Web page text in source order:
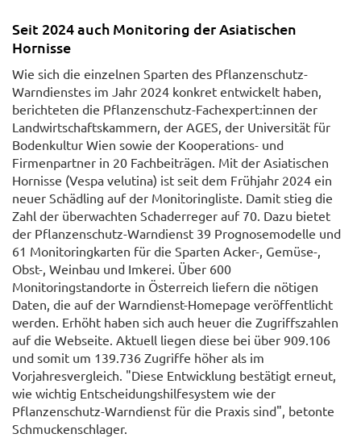
Seit 2024 auch Monitoring der Asiatischen
Hornisse
Wie sich die einzelnen Sparten des Pflanzenschutz-
Warndienstes im Jahr 2024 konkret entwickelt haben,
berichteten die Pflanzenschutz-Fachexpert:innen der
Landwirtschaftskammern, der AGES, der Universität für
Bodenkultur Wien sowie der Kooperations- und
Firmenpartner in 20 Fachbeiträgen. Mit der Asiatischen
Hornisse (Vespa velutina) ist seit dem Frühjahr 2024 ein
neuer Schädling auf der Monitoringliste. Damit stieg die
Zahl der überwachten Schaderreger auf 70. Dazu bietet
der Pflanzenschutz-Warndienst 39 Prognosemodelle und
61 Monitoringkarten für die Sparten Acker-, Gemüse-,
Obst-, Weinbau und Imkerei. Über 600
Monitoringstandorte in Österreich liefern die nötigen
Daten, die auf der Warndienst-Homepage veröffentlicht
werden. Erhöht haben sich auch heuer die Zugriffszahlen
auf die Webseite. Aktuell liegen diese bei über 909.106
und somit um 139.736 Zugriffe höher als im
Vorjahresvergleich. "Diese Entwicklung bestätigt erneut,
wie wichtig Entscheidungshilfesystem wie der
Pflanzenschutz-Warndienst für die Praxis sind", betonte
Schmuckenschlager.